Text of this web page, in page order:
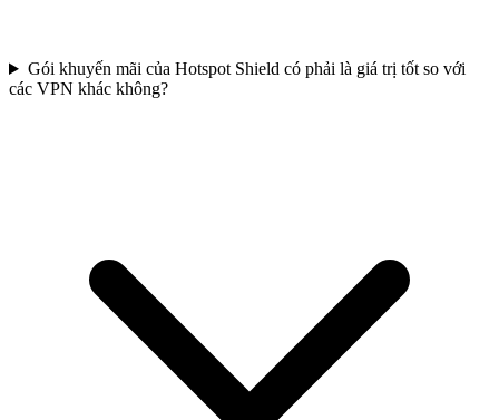
Gói khuyến mãi của Hotspot Shield có phải là giá trị tốt so với
các VPN khác không?